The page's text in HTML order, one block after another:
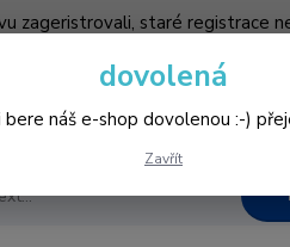
zageristrovali, staré
dovolená
bere náš e-shop dovolenou :-)
Zavřít